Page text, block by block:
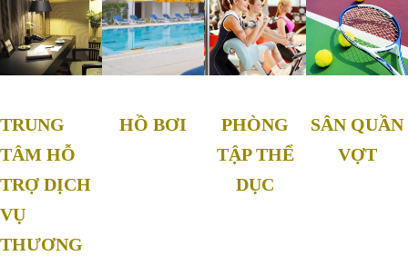
TRUNG
TÂM HỖ
TRỢ DỊCH
VỤ
THƯƠNG
HỒ BƠI
PHÒNG
TẬP THỂ
DỤC
SÂN QUẦN
VỢT